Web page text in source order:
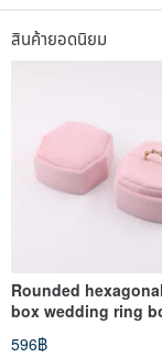
collect it for a long time.
สินค้ายอดนิยม
Rounded
box wedding ring
596฿